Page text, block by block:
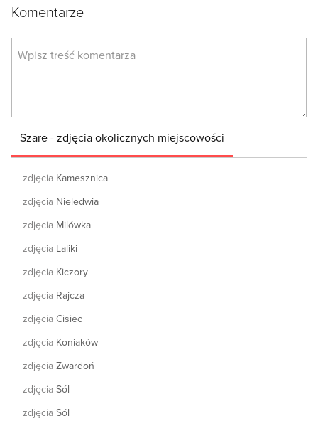
Komentarze
Szare - zdjęcia okolicznych miejscowości
zdjęcia Kamesznica
zdjęcia Nieledwia
zdjęcia Milówka
zdjęcia Laliki
zdjęcia Kiczory
zdjęcia Rajcza
zdjęcia Cisiec
zdjęcia Koniaków
zdjęcia Zwardoń
zdjęcia Sól
zdjęcia Sól